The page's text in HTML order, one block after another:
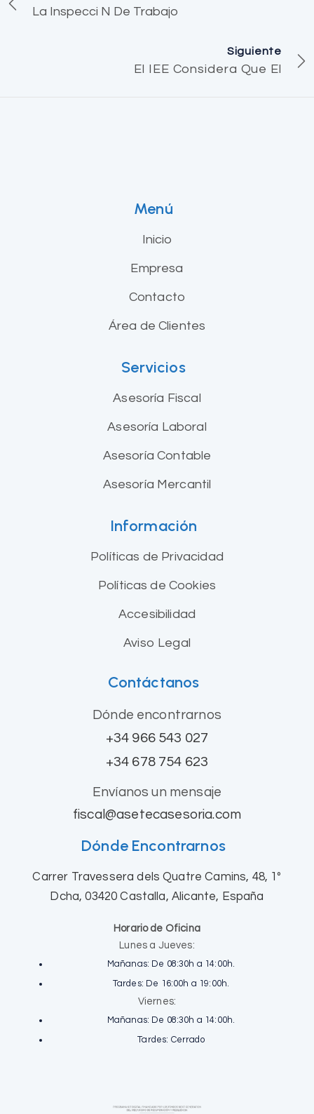
La Inspecci N De Trabajo
Siguiente
El IEE Considera Que El
Menú
Inicio
Empresa
Contacto
Área de Clientes
Servicios
Asesoría Fiscal
Asesoría Laboral
Asesoría Contable
Asesoría Mercantil
Información
Políticas de Privacidad
Políticas de Cookies
Accesibilidad
Aviso Legal
Contáctanos
Dónde encontrarnos
+34 966 543 027
+34 678 754 623
Envíanos un mensaje
fiscal@asetecasesoria.com
Dónde Encontrarnos
Carrer Travessera dels Quatre Camins, 48, 1º
Dcha, 03420 Castalla, Alicante, España
Horario de Oficina
Lunes a Jueves:
Mañanas: De 08:30h a 14:00h.
Tardes: De 16:00h a 19:00h.
Viernes:
Mañanas: De 08:30h a 14:00h.
Tardes: Cerrado